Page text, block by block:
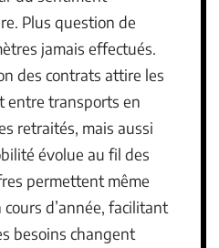
Plus question de
jamais effectués.
des contrats attire les
entre transports en
retraités, mais aussi
évolue au fil des
permettent même
d’année, facilitant
besoins changent